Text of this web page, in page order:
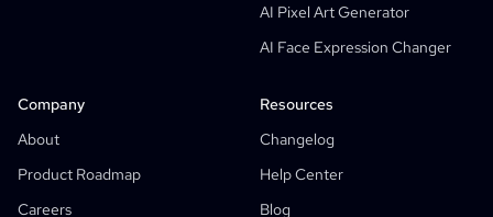
AI Pixel Art Generator
AI Face Expression Changer
Company
About
Product Roadmap
Careers
Resources
Changelog
Help Center
Blog
Camera Angle Control
AI Background Generator
AI Image Style Transfer
AI Pose Generator